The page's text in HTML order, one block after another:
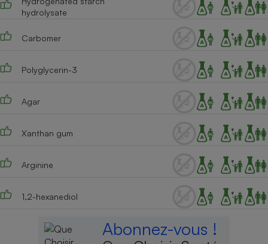
hydrolysate
Carbomer
Polyglycerin-3
Agar
Xanthan gum
Arginine
1,2-hexanediol
Abonnez-vous !